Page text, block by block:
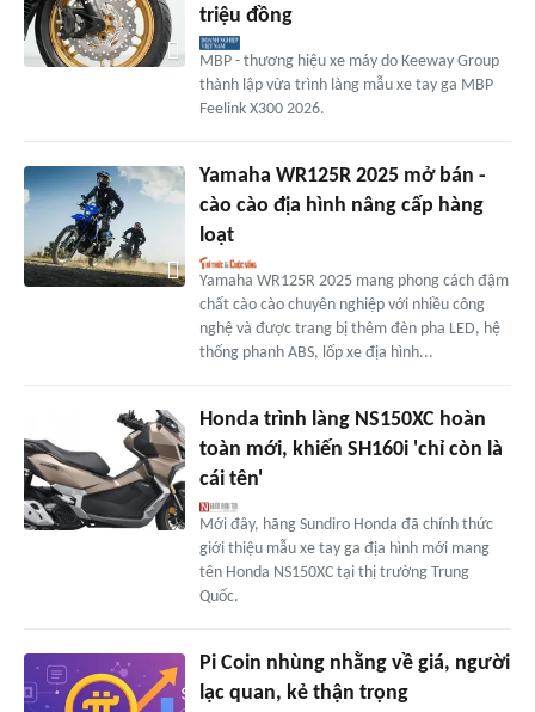
triệu đồng
MBP - thương hiệu xe máy do Keeway Group
thành lập vừa trình làng mẫu xe tay ga MBP
Feelink X300 2026.
Yamaha WR125R 2025 mở bán -
cào cào địa hình nâng cấp hàng
loạt
Yamaha WR125R 2025 mang phong cách đậm
chất cào cào chuyên nghiệp với nhiều công
nghệ và được trang bị thêm đèn pha LED, hệ
thống phanh ABS, lốp xe địa hình...
Honda trình làng NS150XC hoàn
toàn mới, khiến SH160i 'chỉ còn là
cái tên'
Mới đây, hãng Sundiro Honda đã chính thức
giới thiệu mẫu xe tay ga địa hình mới mang
tên Honda NS150XC tại thị trường Trung
Quốc.
Pi Coin nhùng nhằng về giá, người
lạc quan, kẻ thận trọng